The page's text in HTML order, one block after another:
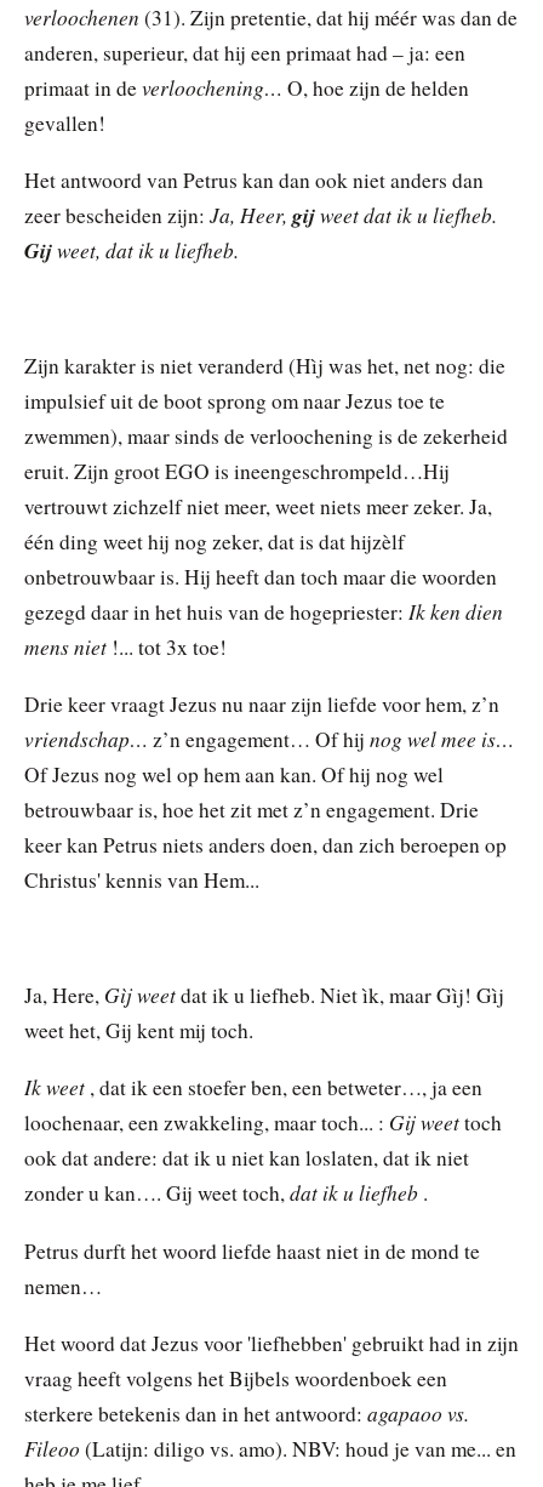
verloochenen (31). Zijn pretentie, dat hij méér was dan de
anderen, superieur, dat hij een primaat had – ja: een
primaat in deverloochening… O, hoe zijn de helden
gevallen!
Het antwoord van Petrus kan dan ook niet anders dan
zeer bescheiden zijn: Ja, Heer, gijweet dat ik u liefheb.
Gijweet, dat ik u liefheb.
Zijn karakter is niet veranderd (Hìj was het, net nog: die
impulsief uit de boot sprong om naar Jezus toe te
zwemmen), maar sinds de verloochening is de zekerheid
eruit. Zijn groot EGO is ineengeschrompeld…Hij
vertrouwt zichzelf niet meer, weet niets meer zeker. Ja,
één ding weet hij nog zeker, dat is dat hijzèlf
onbetrouwbaar is. Hij heeft dan toch maar die woorden
gezegd daar in het huis van de hogepriester: Ik ken dien
mens niet !... tot 3x toe!
Drie keer vraagt Jezus nu naar zijn liefde voor hem, z’n
vriendschap… z’n engagement… Of hij nog wel mee is…
Of Jezus nog wel op hem aan kan. Of hij nog wel
betrouwbaar is, hoe het zit met z’n engagement. Drie
keer kan Petrus niets anders doen, dan zich beroepen op
Christus' kennis van Hem...
Ja, Here, Gìj weetdat ik u liefheb. Niet ìk, maar Gìj! Gìj
weet het, Gij kent mij toch.
Ik weet , dat ik een stoefer ben, een betweter…, ja een
loochenaar, een zwakkeling, maar toch... : Gij weettoch
ook dat andere: dat ik u niet kan loslaten, dat ik niet
zonder u kan…. Gij weet toch,dat ik u liefheb .
Petrus durft het woord liefde haast niet in de mond te
nemen…
Het woord dat Jezus voor 'liefhebben' gebruikt had in zijn
vraag heeft volgens het Bijbels woordenboek een
sterkere betekenis dan in het antwoord: agapaoo vs.
Fileoo (Latijn: diligo vs. amo). NBV: houd je van me... en